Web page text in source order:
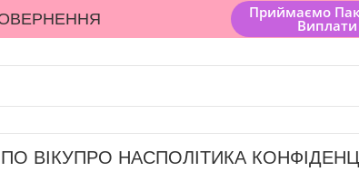
Приймаємо
ВІКУПРО НАСПОЛІТИКА